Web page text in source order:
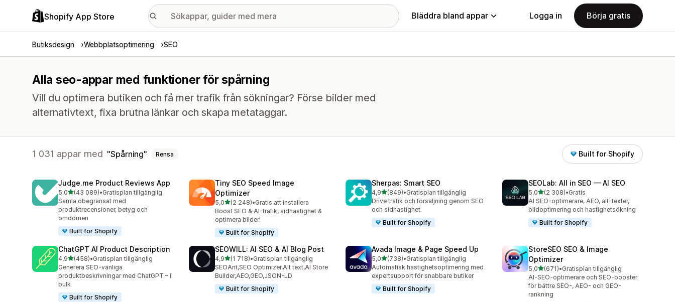
Shopify App Store Bläddra bland appar Logga in Börja gratis
Butiksdesign Webbplatsoptimering SEO
Alla seo-appar med funktioner för spårning
Vill du optimera butiken och få mer trafik från sökningar? Förse bilder med
alternativtext, fixa brutna länkar och skapa metataggar.
1 031 appar med Spårning Rensa Built for Shopify
Judge.me Product Reviews App
5,0av 5 stjärnor
(43 089)
43089 recensioner totalt
•Gratisplan tillgänglig
Samla obegränsat med
produktrecensioner, betyg och
omdömen
Built for Shopify
Tiny SEO Speed Image
Optimizer
5,0av 5 stjärnor
(2 248)
2248 recensioner totalt
•Gratis att installera
Boost SEO & AI-trafik, sidhastighet &
optimera bilder!
Built for Shopify
Sherpas: Smart SEO
4,9av 5 stjärnor
(849)
849 recensioner totalt
•Gratisplan tillgänglig
Drive trafik och försäljning genom SEO
och sidhastighet.
Built for Shopify
SEOLab: All in SEO — AI SEO
5,0av 5 stjärnor
(2 308)
2308 recensioner totalt
•Gratis
AI SEO-optimerare, AEO, alt-texter,
bildoptimering och hastighetsökning
Built for Shopify
ChatGPT AI Product Description
4,9av 5 stjärnor
(458)
458 recensioner totalt
•Gratisplan tillgänglig
Generera SEO-vänliga
produktbeskrivningar med ChatGPT – i
bulk
Built for Shopify
SEOWILL: AI SEO & AI Blog Post
4,9av 5 stjärnor
(1 718)
1718 recensioner totalt
•Gratisplan tillgänglig
SEOAnt,SEO Optimizer,Alt text,AI Store
Builder,AEO,GEO,JSON-LD
Built for Shopify
Avada Image & Page Speed Up
5,0av 5 stjärnor
(738)
738 recensioner totalt
•Gratisplan tillgänglig
Automatisk hastighetsoptimering med
expertsupport för snabbare butiker
Built for Shopify
StoreSEO SEO & Image
Optimizer
5,0av 5 stjärnor
(671)
671 recensioner totalt
•Gratisplan tillgänglig
AI-SEO-optimerare och SEO-booster
för bättre SEO-, AEO- och GEO-
rankning